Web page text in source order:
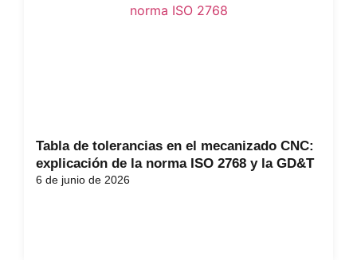
Tabla de tolerancias en el mecanizado CNC:
explicación de la norma ISO 2768 y la GD&T
6 de junio de 2026